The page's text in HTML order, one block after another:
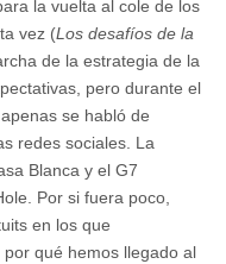
la vuelta al cole de los
vez (Los desafíos de la
de la estrategia de la
pero durante el
se habló de
redes sociales. La
Blanca y el G7
Por si fuera poco,
en los que
qué hemos llegado al